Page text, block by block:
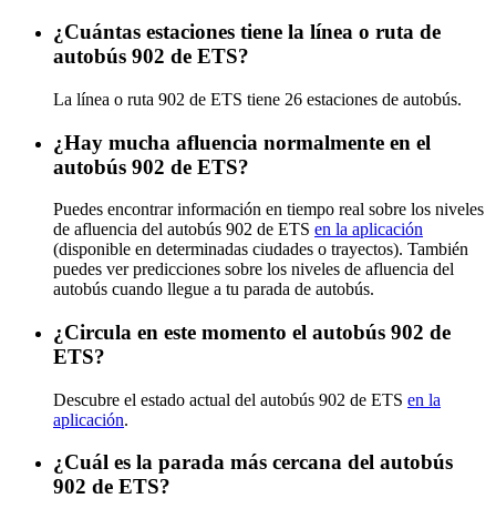
¿Cuántas estaciones tiene la línea o ruta de
autobús 902 de ETS?
La línea o ruta 902 de ETS tiene 26 estaciones de autobús.
¿Hay mucha afluencia normalmente en el
autobús 902 de ETS?
Puedes encontrar información en tiempo real sobre los niveles
de afluencia del autobús 902 de ETS en la aplicación
(disponible en determinadas ciudades o trayectos). También
puedes ver predicciones sobre los niveles de afluencia del
autobús cuando llegue a tu parada de autobús.
¿Circula en este momento el autobús 902 de
ETS?
Descubre el estado actual del autobús 902 de ETS en la
aplicación.
¿Cuál es la parada más cercana del autobús
902 de ETS?